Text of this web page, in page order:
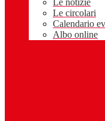
Le notizie
Le circolari
Calendario
Albo online